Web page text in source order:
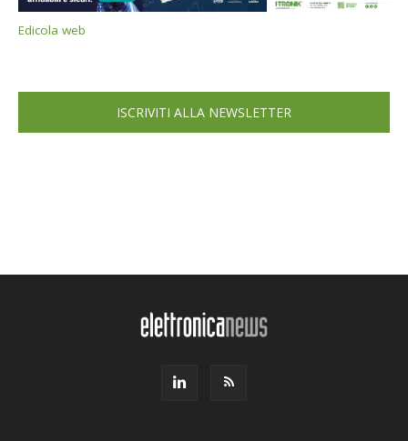
Edicola web
ISCRIVITI ALLA NEWSLETTER